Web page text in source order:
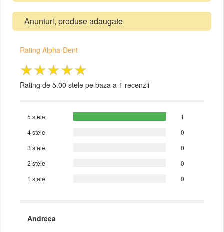
Anunturi, produse adaugate
Rating Alpha-Dent
★★★★★
Rating de 5.00 stele pe baza a 1 recenzii
5 stele
1
4 stele
0
3 stele
0
2 stele
0
1 stele
0
Andreea